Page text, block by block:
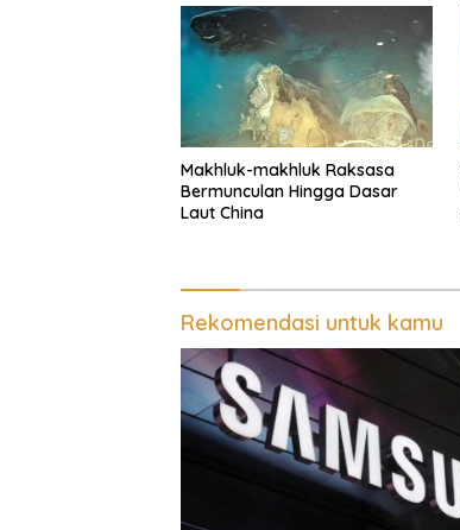
Makhluk-makhluk Raksasa
Bermunculan Hingga Dasar
Laut China
Rekomendasi untuk kamu